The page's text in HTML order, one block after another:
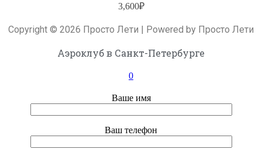
3,600₽
Copyright © 2026 Просто Лети | Powered by Просто Лети
Аэроклуб в Санкт-Петербурге
0
Ваше имя
Ваш телефон